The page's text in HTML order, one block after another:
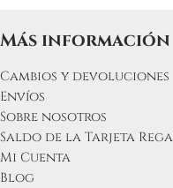
Más información
Cambios y devoluciones
Envíos
Sobre nosotros
Saldo de la Tarjeta
Mi Cuenta
Blog